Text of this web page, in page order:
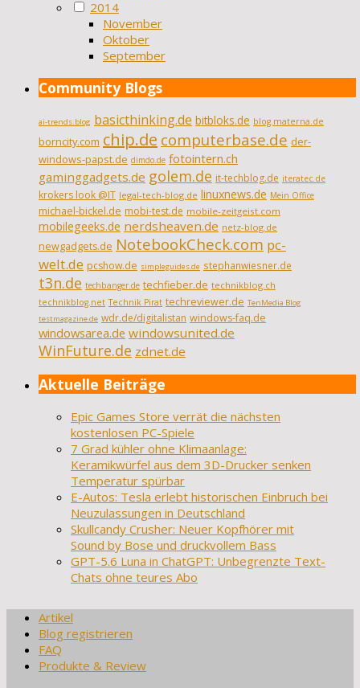
2014
November
Oktober
September
Community Blogs
ai-trends.blog basicthinking.de bitbloks.de blog.materna.de
borncity.com chip.de computerbase.de der-
windows-papst.de dimdo.de fotointern.ch
gaminggadgets.de golem.de it-techblog.de iteratec.de
krokers look @IT legal-tech-blog.de linuxnews.de Mein Office
michael-bickel.de mobi-test.de mobile-zeitgeist.com
mobilegeeks.de nerdsheaven.de netz-blog.de
newgadgets.de NotebookCheck.com pc-
welt.de pcshow.de simpleguides.de stephanwiesner.de
t3n.de techbanger.de techfieber.de technikblog.ch
technikblog.net Technik Pirat techreviewer.de TenMedia Blog
testmagazine.de wdr.de/digitalistan windows-faq.de
windowsarea.de windowsunited.de
WinFuture.de zdnet.de
Aktuelle Beiträge
Epic Games Store verrät die nächsten
kostenlosen PC-Spiele
7 Grad kühler ohne Klimaanlage:
Keramikwürfel aus dem 3D-Drucker senken
Temperatur spürbar
E-Autos: Tesla erlebt historischen Einbruch bei
Neuzulassungen in Deutschland
Skullcandy Crusher: Neuer Kopfhörer mit
Sound by Bose und druckvollem Bass
GPT-5.6 Luna in ChatGPT: Unbegrenzte Text-
Chats ohne teures Abo
Artikel
Blog registrieren
FAQ
Produkte & Review